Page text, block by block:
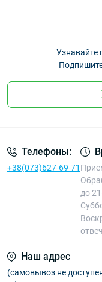
Узнавайте
Телефоны:
+38(073)627-69-71
до
Наш адрес
(самовывоз не